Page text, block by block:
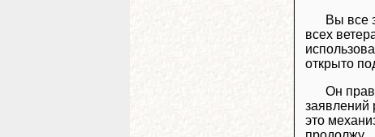
Вы все
всех
открыто
Он
заявлений
это